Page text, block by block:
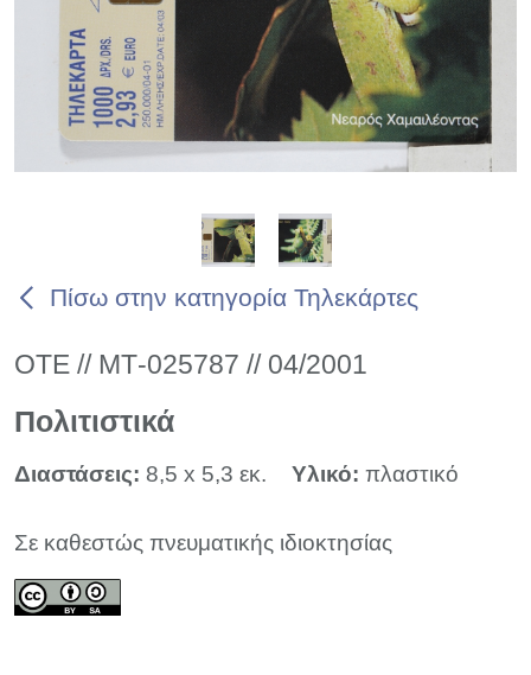
Πίσω στην κατηγορία Τηλεκάρτες
ΟΤΕ // ΜΤ-025787 // 04/2001
Πολιτιστικά
Διαστάσεις: 8,5 x 5,3 εκ. Υλικό: πλαστικό
Σε καθεστώς πνευματικής ιδιοκτησίας